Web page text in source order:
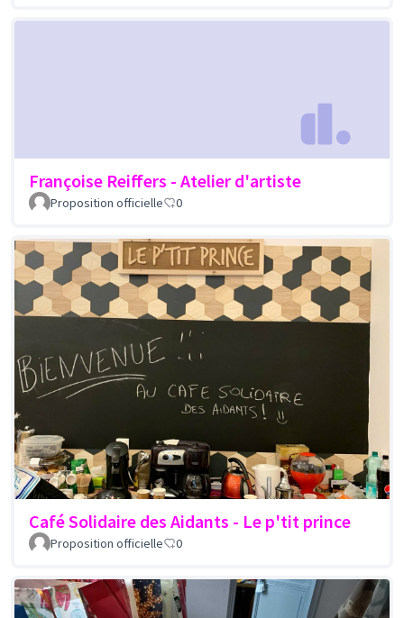
Françoise Reiffers - Atelier d'artiste
Proposition officielle 0
Café Solidaire des Aidants - Le p'tit prince
Proposition officielle 0